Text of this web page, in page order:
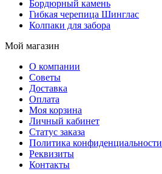
Бордюрный камень
Гибкая черепица Шинглас
Колпаки для забора
Мой магазин
О компании
Советы
Доставка
Оплата
Моя корзина
Личный кабинет
Статус заказа
Политика конфиденциальности
Реквизиты
Контакты